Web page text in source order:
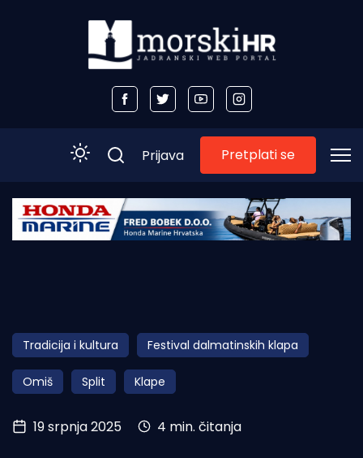
Početna
Obala
Otoci
Turizam i nautika
Pomorstvo
Prijava Pretplati se
Tradicija i kultura Festival dalmatinskih klapa
Omiš Split Klape
19 srpnja 2025 4 min. čitanja